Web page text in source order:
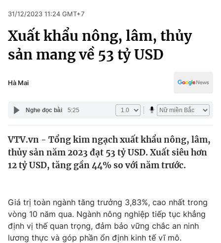
Chuyên mục
Chính trị
Pháp luật
Thế giới
Thế giới đó đây
Câu chuyện quốc tế
Tài chính
Thị trường
Dữ liệu và đời sống
Pháp luật
Kinh tế
Thể thao
Truyền hình
Công nghệ
31/12/2023 11:24 GMT+7
Xuất khẩu nông, lâm, thủy
sản mang về 53 tỷ USD
Hà Mai
Nghe đọc bài 5:25
VTV.vn - Tổng kim ngạch xuất khẩu nông, lâm,
thủy sản năm 2023 đạt 53 tỷ USD. Xuất siêu hơn
12 tỷ USD, tăng gần 44% so với năm trước.
Giá trị toàn ngành tăng trưởng 3,83%, cao nhất trong
vòng 10 năm qua. Ngành nông nghiệp tiếp tục khẳng
định vị thế quan trọng, đảm bảo vững chắc an ninh
lương thực và góp phần ổn định kinh tế vĩ mô.